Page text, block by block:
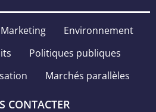
Marketing
Environnement
Politiques publiques
Marchés parallèles
CONTACTER